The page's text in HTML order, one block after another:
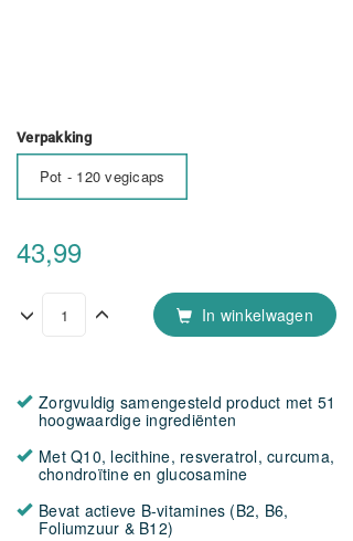
Verpakking
Pot - 120 vegicaps
43,99
In winkelwagen
Zorgvuldig samengesteld product met 51
hoogwaardige ingrediënten
Met Q10, lecithine, resveratrol, curcuma,
chondroïtine en glucosamine
Bevat actieve B-vitamines (B2, B6,
Foliumzuur & B12)